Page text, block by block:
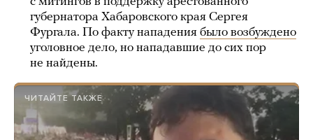
губернатора Хабаровского края Сергея
Фургала. По факту нападения было возбуждено
уголовное дело, но нападавшие до сих пор
не найдены.
ЧИТАЙТЕ ТАКЖЕ